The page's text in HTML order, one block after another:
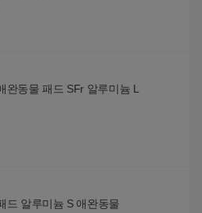
완동물 패드 SFr 알루미늄 L
드 알루미늄 S 애완동물